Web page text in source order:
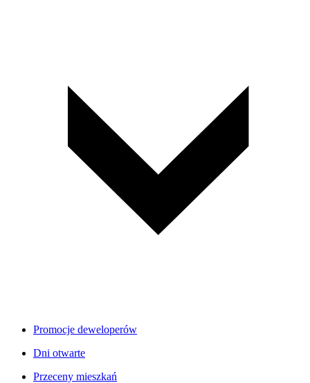
Promocje deweloperów
Dni otwarte
Przeceny mieszkań